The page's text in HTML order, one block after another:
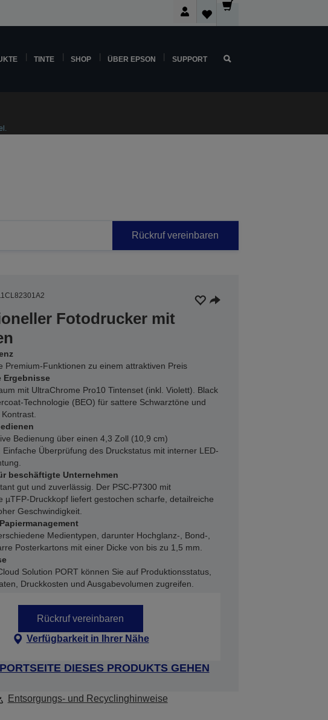
TINTE SHOP ÜBER EPSON SUPPORT
Rückruf vereinbaren
Fotodrucker mit
Premium-Funktionen zu einem attraktiven Preis
Ergebnisse
mit UltraChrome Pro10 Tintenset (inkl. Violett). Black
Technologie (BEO) für sattere Schwarztöne und
Bedienung über einen 4,3 Zoll (10,9 cm)
Einfache Überprüfung des Druckstatus mit interner LED-
beschäftigte Unternehmen
gut und zuverlässig. Der PSC-P7300 mit
µTFP-Druckkopf liefert gestochen scharfe, detailreiche
Geschwindigkeit.
Medientypen, darunter Hochglanz-, Bond-,
Posterkartons mit einer Dicke von bis zu 1,5 mm.
Solution PORT können Sie auf Produktionsstatus,
Druckkosten und Ausgabevolumen zugreifen.
Rückruf vereinbaren
Verfügbarkeit in Ihrer Nähe
DIESES PRODUKTS GEHEN
Entsorgungs- und Recyclinghinweise